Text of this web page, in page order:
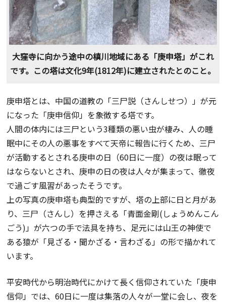
大窪寺に向かう途中の槙川地域にある「庚申塔」がこれ
です。この塔は文化9年(1812年)に建立されたとのこと。
庚申塔とは、中国の道教の「三尸説（さんしせつ）」が元
になった「庚申信仰」を象徴する塔です。
人間の体内には三尸という3種類の悪い虫が棲み、人の睡
眠中にその人の悪事をすべて天帝に報告に行くため、三尸
が活動するとされる庚申の日（60日に一度）の夜は眠って
はならないとされ、庚申の日の夜は人々が集まって、徹夜
で過ごす風習があったそうです。
上の写真の庚申塔も典型的ですが、塔の上部に日と月があ
り、三尸（さんし）を押さえる「青面金剛(しょうめんこん
ごう)」が六つの手で法具を持ち、足元には山王の神使で
ある猿が「見ざる・聞かざる・言わざる」の形で描かれて
います。
平安時代から明治時代にかけて長く信仰されていた「庚申
信仰」では、60日に一度は集落の人々が一堂に会し、夜を